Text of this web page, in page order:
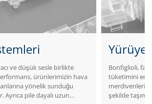
ve düşük sesle birlikte
ürünlerimizin hava
yönelik sunduğu
pile dayalı uzun
Bonfiglioli,
tüketimini en
merdivenlerin
şekilde